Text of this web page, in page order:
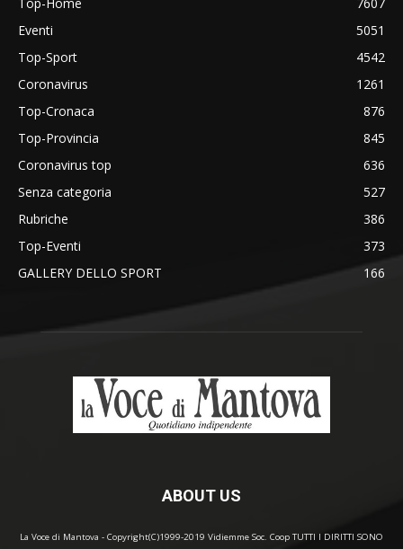
Eventi
5051
Top-Sport
4542
Coronavirus
1261
Top-Cronaca
876
Top-Provincia
845
Coronavirus top
636
Senza categoria
527
Rubriche
386
Top-Eventi
373
GALLERY DELLO SPORT
166
ABOUT US
La Voce di Mantova - Copyright(C)1999-2019 Vidiemme Soc. Coop TUTTI I DIRITTI SONO